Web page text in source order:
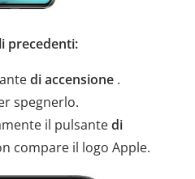
precedenti:
di accensione .
spegnerlo.
il pulsantedi
compare il logo Apple.